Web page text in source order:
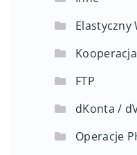
Elastyczny
Kooperacja
FTP
dKonta /
Operacje